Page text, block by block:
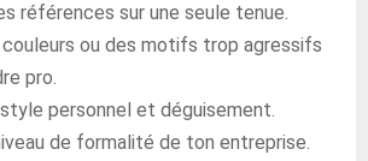
références sur une seule tenue.
couleurs ou des motifs trop agressifs
pro.
personnel et déguisement.
de formalité de ton entreprise.